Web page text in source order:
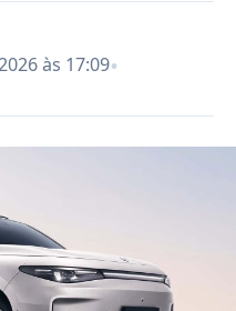
às 17:09•